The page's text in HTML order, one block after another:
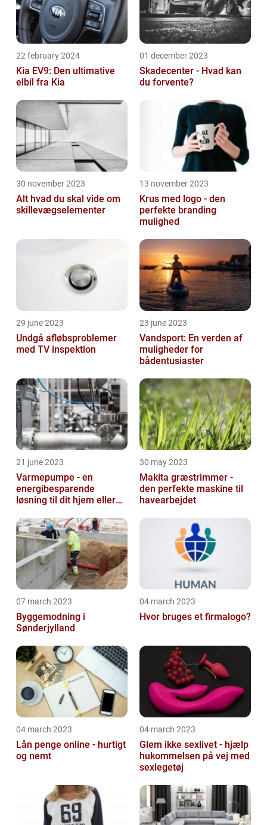
22 february 2024
Kia EV9: Den ultimative
elbil fra Kia
01 december 2023
Skadecenter - Hvad kan
du forvente?
30 november 2023
Alt hvad du skal vide om
skillevægselementer
13 november 2023
Krus med logo - den
perfekte branding
mulighed
29 june 2023
Undgå afløbsproblemer
med TV inspektion
23 june 2023
Vandsport: En verden af
muligheder for
bådentusiaster
21 june 2023
Varmepumpe - en
energibesparende
løsning til dit hjem eller
30 may 2023
Makita græstrimmer -
den perfekte maskine til
havearbejdet
07 march 2023
Byggemodning i
Sønderjylland
04 march 2023
Hvor bruges et firmalogo?
04 march 2023
Lån penge online - hurtigt
og nemt
04 march 2023
Glem ikke sexlivet - hjælp
hukommelsen på vej med
sexlegetøj